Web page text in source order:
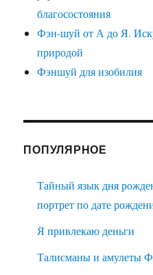
благосостояния
Фэн-шуй от А до Я.
природой
Фэншуй для изобилия
ПОПУЛЯРНОЕ
Тайный язык дня
портрет по дате
Я привлекаю деньги
Талисманы и амулеты